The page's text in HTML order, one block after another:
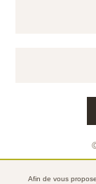
Afin de vous